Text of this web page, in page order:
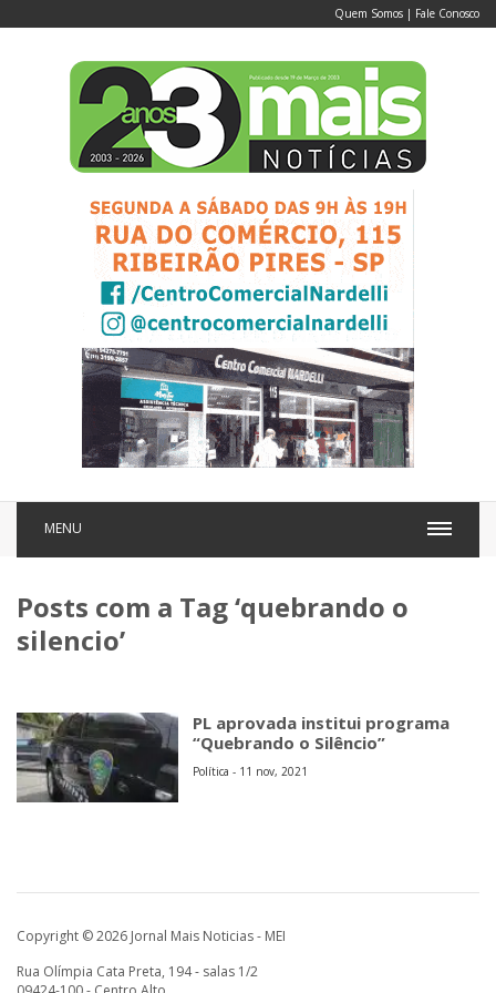
Quem Somos | Fale Conosco
MENU
Posts com a Tag ‘quebrando o
silencio’
PL aprovada institui programa
“Quebrando o Silêncio”
Política - 11 nov, 2021
Copyright © 2026 Jornal Mais Noticias - MEI
Rua Olímpia Cata Preta, 194 - salas 1/2